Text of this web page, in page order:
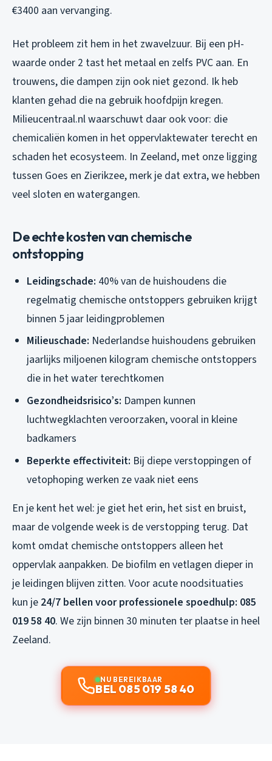
€3400 aan vervanging.
Het probleem zit hem in het zwavelzuur. Bij een pH-
waarde onder 2 tast het metaal en zelfs PVC aan. En
trouwens, die dampen zijn ook niet gezond. Ik heb
klanten gehad die na gebruik hoofdpijn kregen.
Milieucentraal.nl waarschuwt daar ook voor: die
chemicaliën komen in het oppervlaktewater terecht en
schaden het ecosysteem. In Zeeland, met onze ligging
tussen Goes en Zierikzee, merk je dat extra, we hebben
veel sloten en watergangen.
De echte kosten van chemische
ontstopping
Leidingschade: 40% van de huishoudens die
regelmatig chemische ontstoppers gebruiken krijgt
binnen 5 jaar leidingproblemen
Milieuschade: Nederlandse huishoudens gebruiken
jaarlijks miljoenen kilogram chemische ontstoppers
die in het water terechtkomen
Gezondheidsrisico’s: Dampen kunnen
luchtwegklachten veroorzaken, vooral in kleine
badkamers
Beperkte effectiviteit: Bij diepe verstoppingen of
vetophoping werken ze vaak niet eens
En je kent het wel: je giet het erin, het sist en bruist,
maar de volgende week is de verstopping terug. Dat
komt omdat chemische ontstoppers alleen het
oppervlak aanpakken. De biofilm en vetlagen dieper in
je leidingen blijven zitten. Voor acute noodsituaties
kun je 24/7 bellen voor professionele spoedhulp: 085
019 58 40. We zijn binnen 30 minuten ter plaatse in heel
Zeeland.
NU BEREIKBAAR
BEL 085 019 58 40